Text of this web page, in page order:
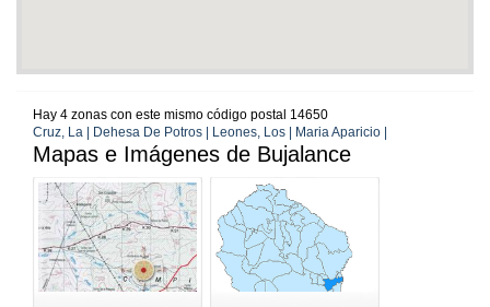
Hay 4 zonas con este mismo código postal 14650
Cruz, La | Dehesa De Potros | Leones, Los | Maria Aparicio |
Mapas e Imágenes de Bujalance